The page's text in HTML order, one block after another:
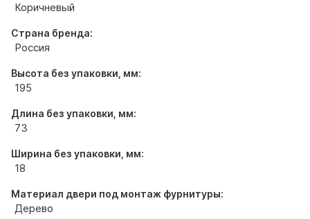
Коричневый
Страна бренда:
Россия
Высота без упаковки, мм:
195
Длина без упаковки, мм:
73
Ширина без упаковки, мм:
18
Материал двери под монтаж фурнитуры:
Дерево